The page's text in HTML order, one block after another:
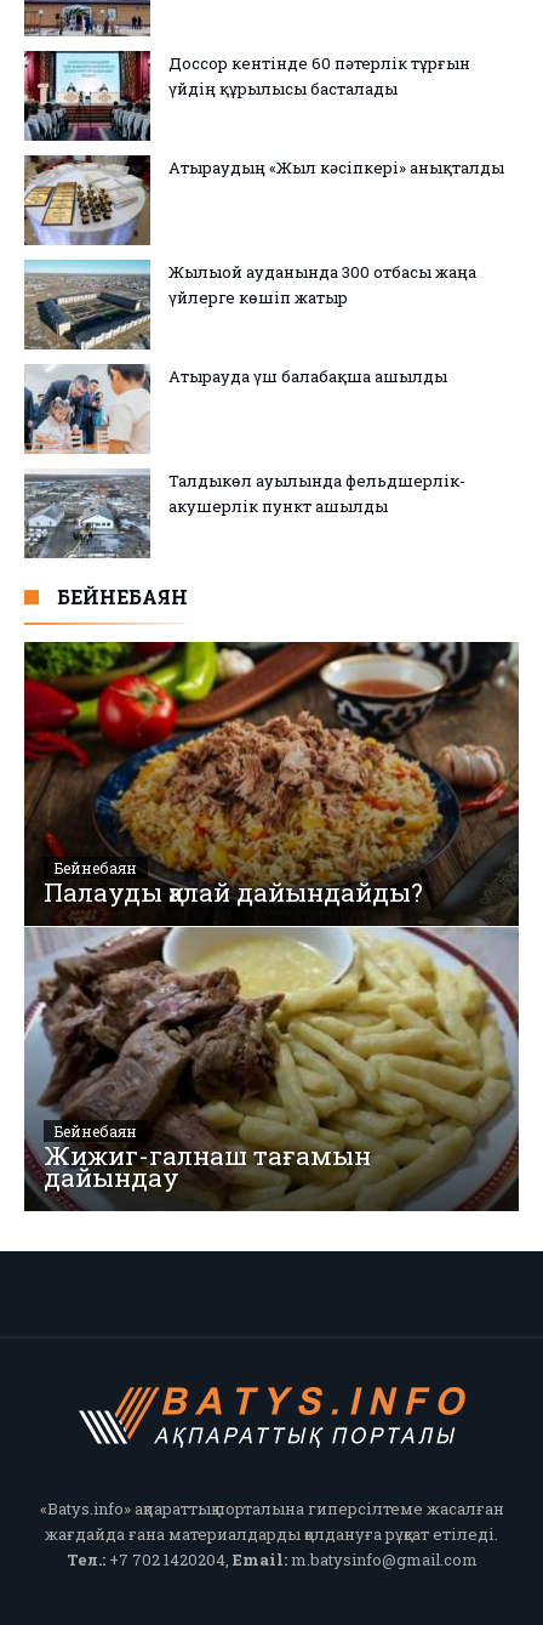
Доссор кентінде 60 пәтерлік тұрғын
үйдің құрылысы басталады
Атыраудың «Жыл кәсіпкері» анықталды
Жылыой ауданында 300 отбасы жаңа
үйлерге көшіп жатыр
Атырауда үш балабақша ашылды
Талдыкөл ауылында фельдшерлік-
акушерлік пункт ашылды
БЕЙНЕБАЯН
Бейнебаян
Палауды қалай дайындайды?
Бейнебаян
Жижиг-галнаш тағамын
дайындау
«Batys.info» ақпараттық порталына гиперсілтеме жасалған
жағдайда ғана материалдарды қолдануға рұқсат етіледі.
Тел.:+7 702 1420204, Email:m.batysinfo@gmail.com